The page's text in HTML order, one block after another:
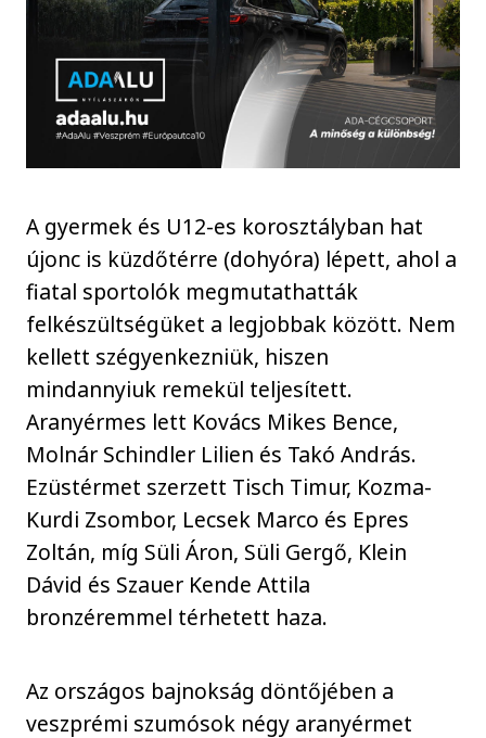
A gyermek és U12-es korosztályban hat
újonc is küzdőtérre (dohyóra) lépett, ahol a
fiatal sportolók megmutathatták
felkészültségüket a legjobbak között. Nem
kellett szégyenkezniük, hiszen
mindannyiuk remekül teljesített.
Aranyérmes lett Kovács Mikes Bence,
Molnár Schindler Lilien és Takó András.
Ezüstérmet szerzett Tisch Timur, Kozma-
Kurdi Zsombor, Lecsek Marco és Epres
Zoltán, míg Süli Áron, Süli Gergő, Klein
Dávid és Szauer Kende Attila
bronzéremmel térhetett haza.
Az országos bajnokság döntőjében a
veszprémi szumósok négy aranyérmet